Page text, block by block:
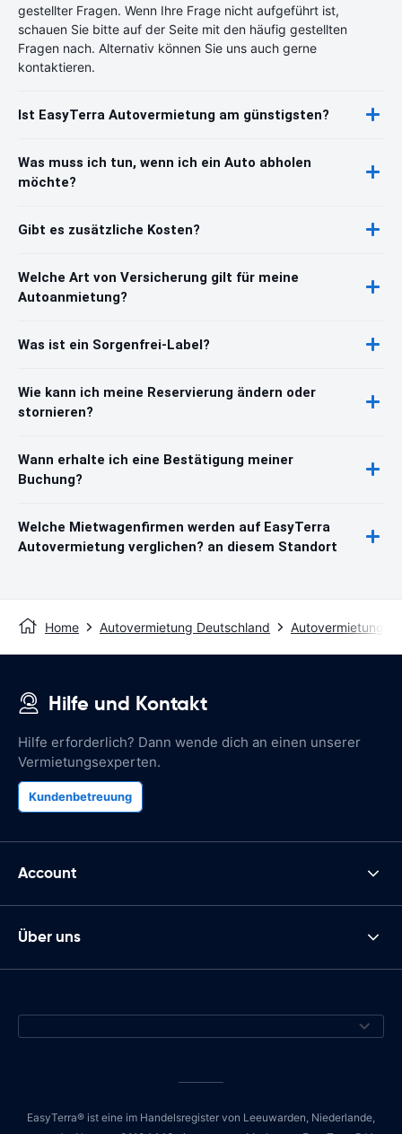
gestellter Fragen. Wenn Ihre Frage nicht aufgeführt ist,
schauen Sie bitte auf der Seite mit den häufig gestellten
Fragen nach. Alternativ können Sie uns auch gerne
kontaktieren.
Ist EasyTerra Autovermietung am günstigsten?
Was muss ich tun, wenn ich ein Auto abholen
möchte?
Gibt es zusätzliche Kosten?
Welche Art von Versicherung gilt für meine
Autoanmietung?
Was ist ein Sorgenfrei-Label?
Wie kann ich meine Reservierung ändern oder
stornieren?
Wann erhalte ich eine Bestätigung meiner
Buchung?
Welche Mietwagenfirmen werden auf EasyTerra
Autovermietung verglichen? an diesem Standort
Home Autovermietung Deutschland Autovermietung
Hilfe und Kontakt
Hilfe erforderlich? Dann wende dich an einen unserer
Vermietungsexperten.
Kundenbetreuung
Account
Über uns
EasyTerra® ist eine im Handelsregister von Leeuwarden, Niederlande,